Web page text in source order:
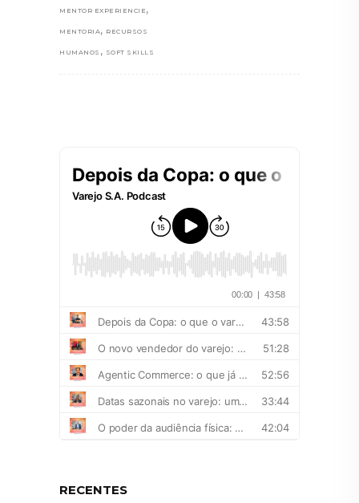
MENTOR EXPERIENCIE ,
MENTORIA , RECURSOS
HUMANOS , SOFT SKILLS
RECENTES